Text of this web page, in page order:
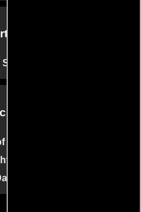
The Road to Freedom